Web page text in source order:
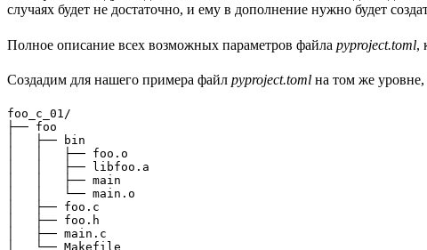
случаях будет не достаточно, и ему в дополнение нужно будет
Полное описание всех возможных параметров файла pyproject.toml,
Создадим для нашего примера файл pyproject.toml на том же уровне,
foo_c_01/
├── foo
│   ├── bin
│   │   ├── foo.o
│   │   ├── libfoo.a
│   │   ├── main
│   │   └── main.o
│   ├── foo.c
│   ├── foo.h
│   ├── main.c
│   └── Makefile